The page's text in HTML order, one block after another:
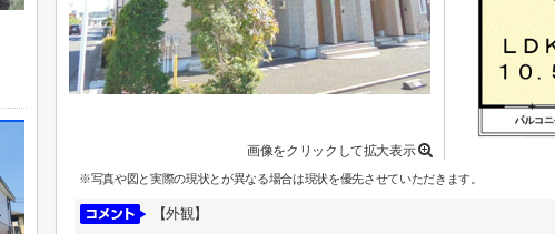
画像をクリックして拡大表示
※写真や図と実際の現状とが異なる場合は現状を優先させていただきます。
【外観】